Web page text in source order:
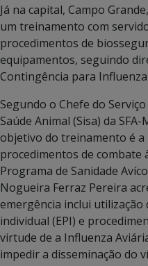
Já na capital, Campo
um treinamento com
procedimentos de
equipamentos, seguindo
Contingência para
Segundo o Chefe do
Saúde Animal (Sisa) da
objetivo do treinamento é a
procedimentos de combate
Programa de Sanidade
Nogueira Ferraz Pereira
emergência inclui
individual (EPI) e
virtude de a Influenza
impedir a disseminação do